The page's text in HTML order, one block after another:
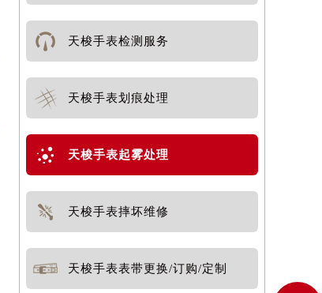
天梭手表检测服务
天梭手表划痕处理
天梭手表起雾处理
天梭手表摔坏维修
天梭手表表带更换/订购/定制